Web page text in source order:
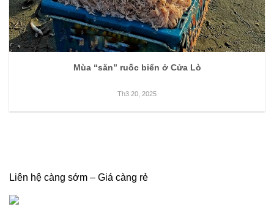
Mùa “săn” ruốc biển ở Cửa Lò
Th3 20, 2025
Liên hệ càng sớm – Giá càng rẻ